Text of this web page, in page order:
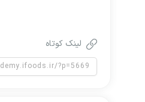
لینک کوتاه